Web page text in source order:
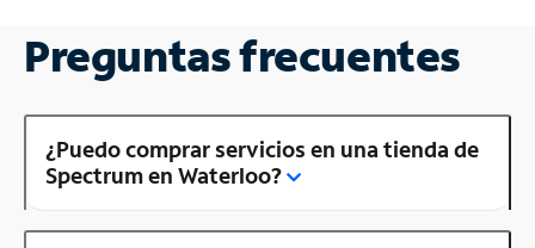
Preguntas frecuentes
¿Puedo comprar servicios en una tienda de
Spectrum en Waterloo?